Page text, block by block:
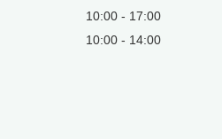
10:00
17:00
10:00 14:00